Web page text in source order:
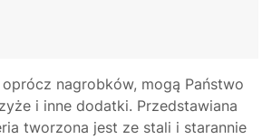
nagrobków, mogą Państwo
i inne dodatki. Przedstawiana
tworzona jest ze stali i starannie